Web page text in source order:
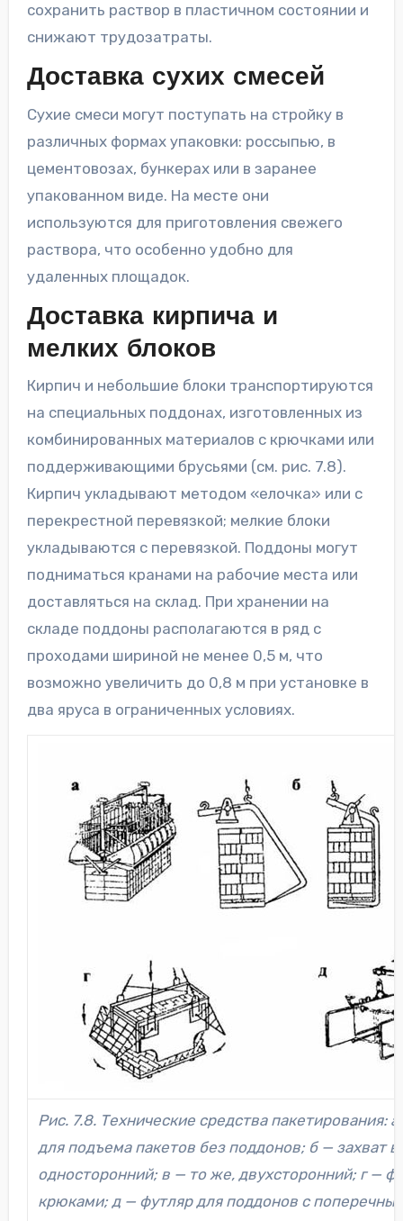
сохранить раствор в пластичном состоянии и
снижают трудозатраты.
Доставка сухих смесей
Сухие смеси могут поступать на стройку в
различных формах упаковки: россыпью, в
цементовозах, бункерах или в заранее
упакованном виде. На месте они
используются для приготовления свежего
раствора, что особенно удобно для
удаленных площадок.
Доставка кирпича и
мелких блоков
Кирпич и небольшие блоки транспортируются
на специальных поддонах, изготовленных из
комбинированных материалов с крючками или
поддерживающими брусьями (см. рис. 7.8).
Кирпич укладывают методом «елочка» или с
перекрестной перевязкой; мелкие блоки
укладываются с перевязкой. Поддоны могут
подниматься кранами на рабочие места или
доставляться на склад. При хранении на
складе поддоны располагаются в ряд с
проходами шириной не менее 0,5 м, что
возможно увеличить до 0,8 м при установке в
два яруса в ограниченных условиях.
Рис. 7.8. Технические средства пакетирования:
для подъема пакетов без поддонов; б — захват
односторонний; в — то же, двухсторонний; г —
крюками; д — футляр для поддонов с